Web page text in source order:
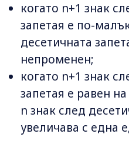
когато n+1 знак
запетая е по-
десетичната
непроменен;
когато n+1 знак
запетая е равен
n знак след
увеличава с една